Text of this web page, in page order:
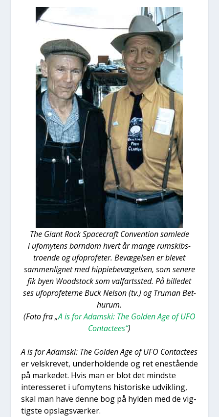
The Giant Rock Spa­cecraft Con­ven­tion sam­le­de
i ufo­mytens barn­dom hvert år man­ge rum­skibs-
tro­en­de og ufopro­fe­ter. Bevæ­gel­sen er ble­vet
sam­men­lig­net med hip­pie­be­væ­gel­sen, som sene­re
fik byen Wood­sto­ck som val­fart­s­sted. På bil­le­det
ses ufopro­fe­ter­ne Buck Nel­son (tv.) og Tru­man Bet­
hurum.
(Foto fra „A is for Adam­ski: The Gol­den Age of UFO
Con­ta­cte­es“)
A is for Adam­ski: The Gol­den Age of UFO Con­ta­cte­es
er velskre­vet, under­hol­den­de og ret ene­stå­en­de
på mar­ke­det. Hvis man er blot det mind­ste
inter­es­se­ret i ufo­mytens histo­ri­ske udvik­ling,
skal man have den­ne bog på hyl­den med de vig­
tig­ste opslags­vær­ker.